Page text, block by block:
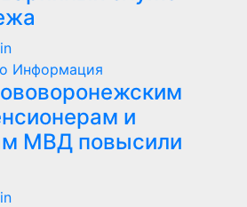
Информация
и
МВД повысили